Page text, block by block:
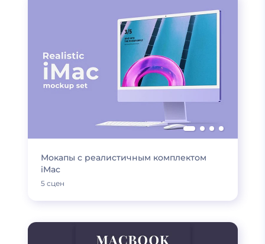
Мокапы с реалистичным комплектом
iMac
5 сцен